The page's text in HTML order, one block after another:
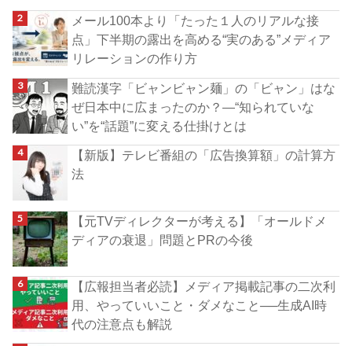
メール100本より「たった１人のリアルな接
点」下半期の露出を高める“実のある”メディア
リレーションの作り方
難読漢字「ビャンビャン麺」の「ビャン」はな
ぜ日本中に広まったのか？―“知られていな
い”を“話題”に変える仕掛けとは
【新版】テレビ番組の「広告換算額」の計算方
法
【元TVディレクターが考える】「オールドメ
ディアの衰退」問題とPRの今後
【広報担当者必読】メディア掲載記事の二次利
用、やっていいこと・ダメなこと──生成AI時
代の注意点も解説